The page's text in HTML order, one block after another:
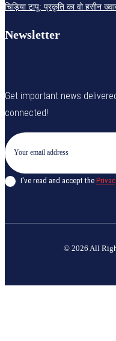
चिड़िया टापू: प्रकृति का वो हसीन
Newsletter
Get important news
connected!
I've read and accept the
© 2026 All